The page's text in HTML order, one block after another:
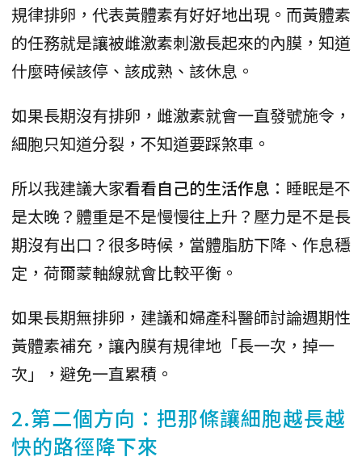
規律排卵，代表黃體素有好好地出現。而黃體素
的任務就是讓被雌激素刺激長起來的內膜，知道
什麼時候該停、該成熟、該休息。
如果長期沒有排卵，雌激素就會一直發號施令，
細胞只知道分裂，不知道要踩煞車。
所以我建議大家看看自己的生活作息 ：睡眠是不
是太晚？體重是不是慢慢往上升？壓力是不是長
期沒有出口？很多時候，當體脂肪下降、作息穩
定，荷爾蒙軸線就會比較平衡。
如果長期無排卵，建議和婦產科醫師討論週期性
黃體素補充，讓內膜有規律地「長一次，掉一
次」，避免一直累積。
2.第二個方向：把那條讓細胞越長越
快的路徑降下來